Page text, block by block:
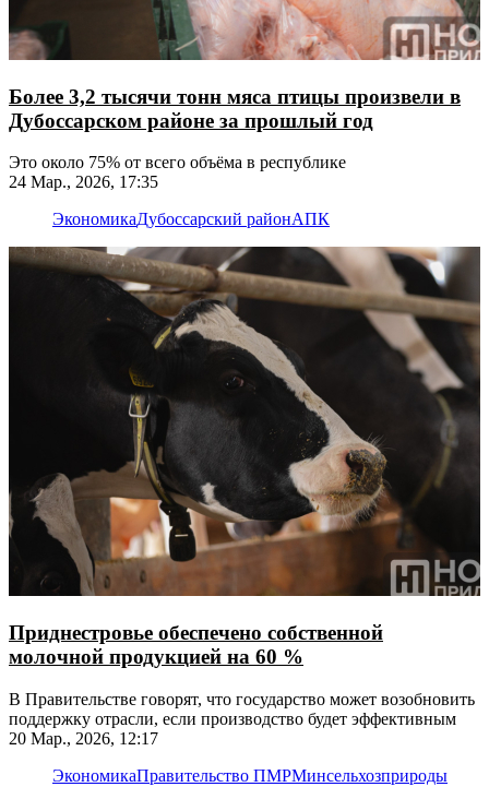
Более 3,2 тысячи тонн мяса птицы произвели в
Дубоссарском районе за прошлый год
Это около 75% от всего объёма в республике
24 Мар., 2026, 17:35
ЭкономикаДубоссарский районАПК
Приднестровье обеспечено собственной
молочной продукцией на 60 %
В Правительстве говорят, что государство может возобновить
поддержку отрасли, если производство будет эффективным
20 Мар., 2026, 12:17
ЭкономикаПравительство ПМРМинсельхозприроды